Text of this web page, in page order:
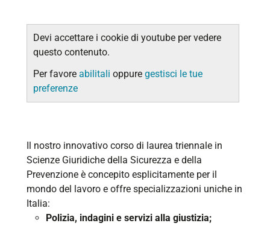
Devi accettare i cookie di youtube per vedere
questo contenuto.
Per favore abilitali oppure gestisci le tue
preferenze
Il nostro innovativo corso di laurea triennale in
Scienze Giuridiche della Sicurezza e della
Prevenzione è concepito esplicitamente per il
mondo del lavoro e offre specializzazioni uniche in
Italia:
Polizia, indagini e servizi alla giustizia;